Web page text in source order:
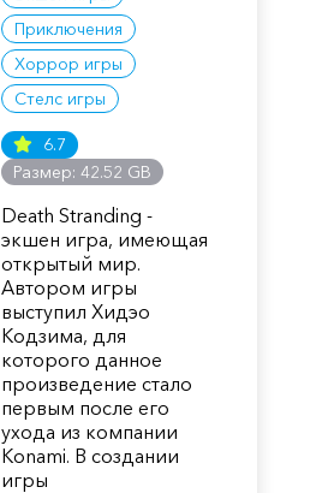
Приключения
Хоррор игры
Стелс игры
6.7
Размер: 42.52 GB
Death Stranding -
экшен игра, имеющая
открытый мир.
Автором игры
выступил Хидэо
Кодзима, для
которого данное
произведение стало
первым после его
ухода из компании
Konami. В создании
игры